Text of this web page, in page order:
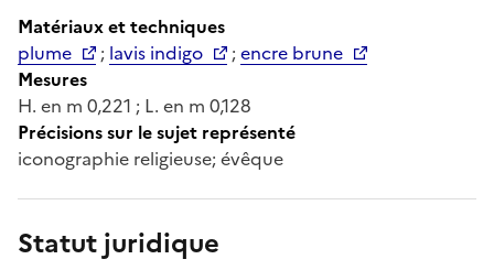
Matériaux et techniques
plume
; lavis indigo ;encre brune
Mesures
H. en m 0,221 ; L. en m 0,128
Précisions sur le sujet représenté
iconographie religieuse; évêque
Statut juridique